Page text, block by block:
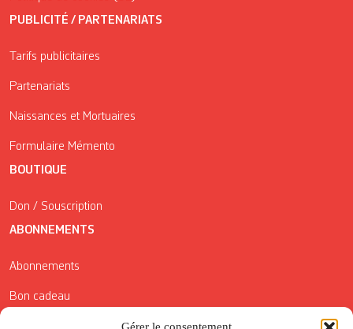
PUBLICITÉ / PARTENARIATS
Tarifs publicitaires
Partenariats
Naissances et Mortuaires
Formulaire Mémento
BOUTIQUE
Don / Souscription
ABONNEMENTS
Abonnements
Bon cadeau